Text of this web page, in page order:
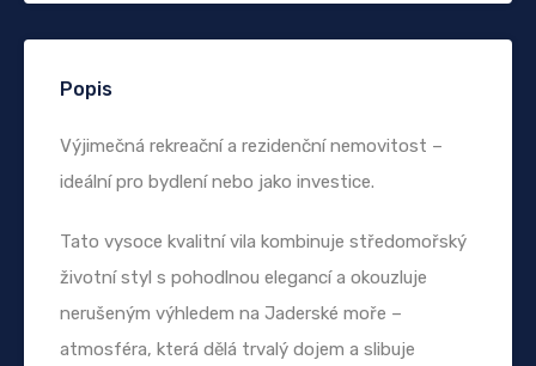
Popis
Výjimečná rekreační a rezidenční nemovitost –
ideální pro bydlení nebo jako investice.
Tato vysoce kvalitní vila kombinuje středomořský
životní styl s pohodlnou elegancí a okouzluje
nerušeným výhledem na Jaderské moře –
atmosféra, která dělá trvalý dojem a slibuje